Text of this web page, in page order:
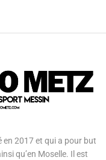
en 2017 et qui a pour but
qu’en Moselle. Il est